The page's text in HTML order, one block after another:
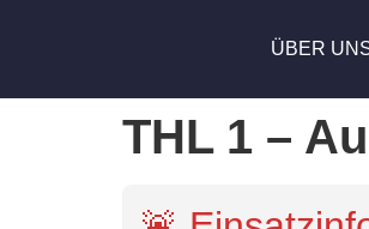
ÜBER
THL 1 –